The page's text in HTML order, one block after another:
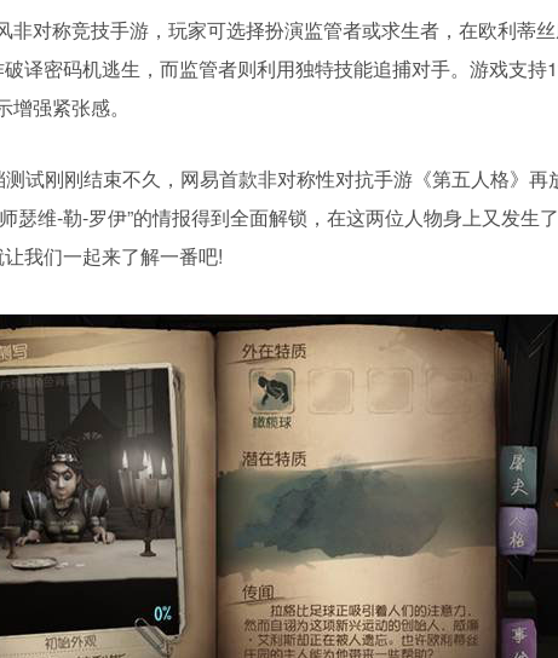
非对称竞技手游，玩家可选择扮演监管者或求生者，在欧利蒂
译密码机逃生，而监管者则利用独特技能追捕对手。游戏支持
强紧张感。
测试刚刚结束不久，网易首款非对称性对抗手游《第五人格》再
瑟维-勒-罗伊”的情报得到全面解锁，在这两位人物身上又发生
我们一起来了解一番吧!